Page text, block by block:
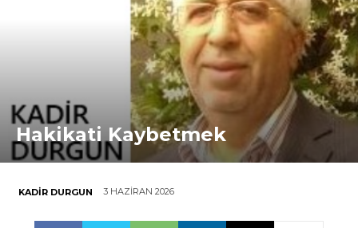
Hakikati Kaybetmek
KADIR DURGUN 3 HAZIRAN 2026